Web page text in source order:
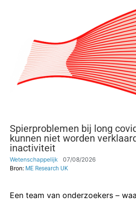
Spierproblemen bij long
kunnen niet worden
inactiviteit
Wetenschappelijk
07/08/2026
Bron: ME Research UK
Een team van onderzoekers –